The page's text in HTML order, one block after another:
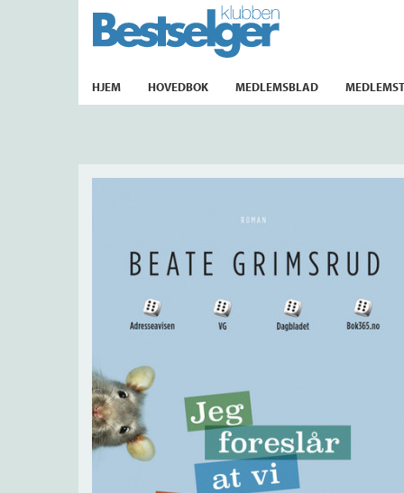
TIL FORSIDEN
HJEM HOVEDBOK MEDLEMSBLAD